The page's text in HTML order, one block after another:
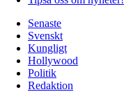
Senaste
Svenskt
Kungligt
Hollywood
Politik
Redaktion